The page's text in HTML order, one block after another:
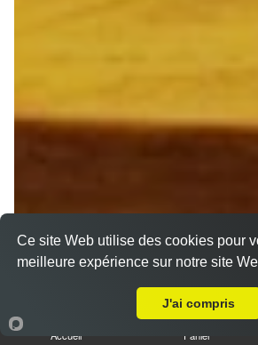
Accueil Panier
Ce site Web utilise des cookies pour
meilleure expérience sur notre site
J'ai compris